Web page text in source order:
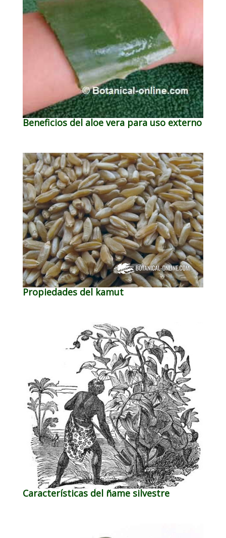
Beneficios del aloe vera para uso externo
Propiedades del kamut
Características del ñame silvestre